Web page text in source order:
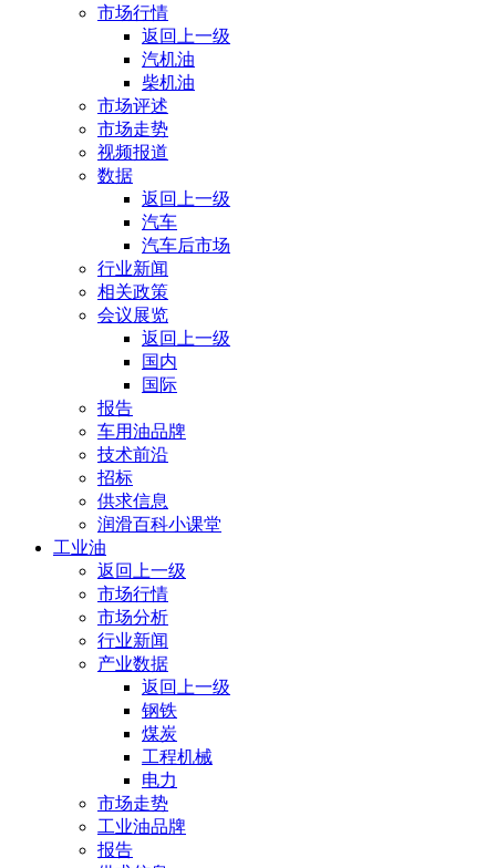
市场行情
返回上一级
汽机油
柴机油
市场评述
市场走势
视频报道
数据
返回上一级
汽车
汽车后市场
行业新闻
相关政策
会议展览
返回上一级
国内
国际
报告
车用油品牌
技术前沿
招标
供求信息
润滑百科小课堂
工业油
返回上一级
市场行情
市场分析
行业新闻
产业数据
返回上一级
钢铁
煤炭
工程机械
电力
市场走势
工业油品牌
报告